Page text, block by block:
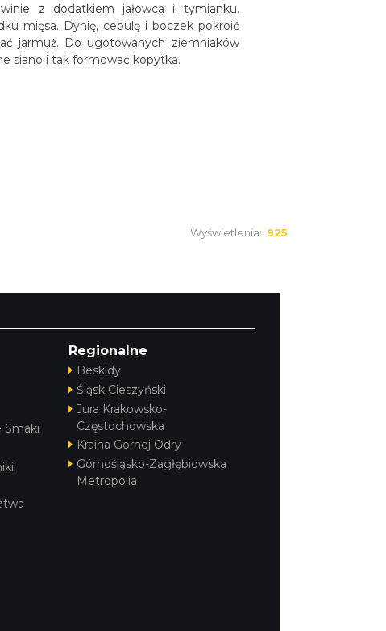
z dodatkiem jałowca i tymianku.
mięsa. Dynię, cebulę i boczek pokroić
jarmuż. Do ugotowanych ziemniaków
siano i tak formować kopytka.
Wyświetlenia: 925
Smaki
Regionalne
Beskidy
Śląsk Cieszyński
Jura Krakowsko-
Częstochowska
Kraina Górnej Odry
Górnośląsko-Zagłębiowska
Metropolia